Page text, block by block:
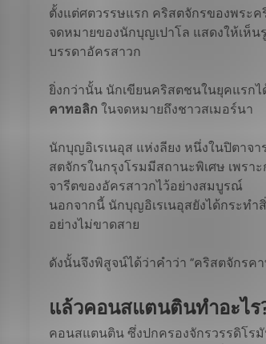
ตั้งแต่ศตวรรษแรก คริสตจักรของพระ
จดหมายของนักบุญเปาโล แสดงให้เห็
บรรดาอัครสาวก
ยิ่งกว่านั้น นักเขียนคริสตชนในยุคแรก
คาทอลิก ในจดหมายถึงชาวสเมอร์นา
นักบุญอิเรเนอุส แห่งลียง หนึ่งในปิตาจ
สตจักรในกรุงโรมมีสถานะพิเศษ เพร
จารีตของอัครสาวกไว้อย่างสมบูรณ์
นอกจากนี้ นักบุญอิเรเนอุสยังได้กระทำ
อย่างไม่ขาดสาย
ดังนั้นจึงพิสูจน์ได้ว่าคำว่า “คริสตจักร
แล้วคอนสแตนตินทำอะไร
คอนสแตนติน ซึ่งปกครองจักรวรรดิโร